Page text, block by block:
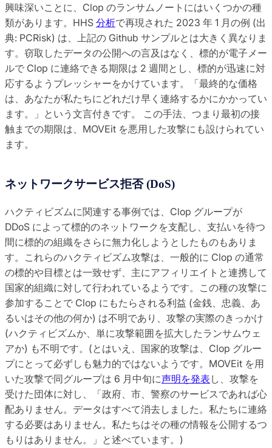
興味深いことに、Clop のランサムノートにはいくつかの種
類があります。HHS 分析で再現された 2023 年 1 月の例 (出
典: PCRisk) は、上記の Github サンプルとは大きく異なりま
す。窃取したデータの公開への言及はなく、標的が電子メー
ルで Clop に連絡できる期限は 2 週間とし、標的が迅速に対
応するようプレッシャーをかけています。「最終的な価格
は、あなたが私たちにどれだけ早く連絡するかにかかってい
ます。」という文言付きです。 この手法、つまり最初の接
触までの期限は、MOVEit を悪用した攻撃にも設けられてい
ます。
ネットワークサービス拒否 (DoS)
ハクティビズムに関連する事例では、Clop グループが
DDoS によって標的のネットワークを支配し、支払いを待つ
間に標的の組織をさらに無力化しようとしたものもありま
す。これらのハクティビズム攻撃は、一般的に Clop の通常
の標的や目標とは一致せず、主にアフィリエイトと連携して
国家的組織に対して行われているようです。この種の攻撃に
参加することで Clop にもたらされる利益 (金銭、忠義、あ
るいはその他の何か) は不明であり、攻撃の実際のきっかけ
(ハクティビズムか、単に攻撃範囲を拡大したランサムウェ
アか) も不明です。(とはいえ、国家的攻撃は、Clop グルー
プにとって必ずしも魅力的ではないようです。MOVEit を用
いた攻撃で同グループは 6 月中旬に声明を発表 し、攻撃を
受けた団体に対し、「政府、市、警察のサービスであれば心
配ありません。データはすべて消去しました。私たちに連絡
する必要はありません。私たちはその種の情報を公開するつ
もりはありません。」と述べています。)